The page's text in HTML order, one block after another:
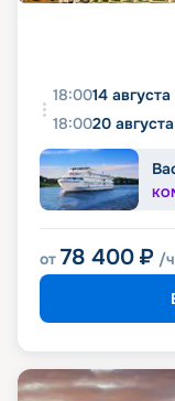
18:0014
18:0020
от 78 400 ₽ /